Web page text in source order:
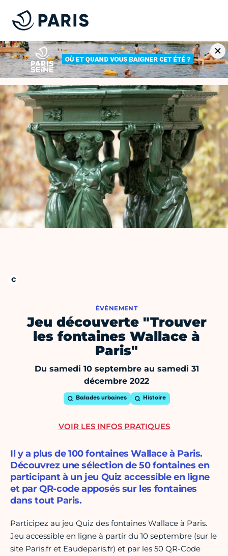
ÉVÈNEMENT
Jeu découverte "Trouver
les fontaines Wallace à
Paris"
Du samedi 10 septembre au samedi 31
décembre 2022
Balades urbaines Histoire
Il y a plus de 100 fontaines Wallace à Paris.
Découvrez une sélection de 50 fontaines en
participant à un jeu Quiz accessible en ligne
et par QR-code apposés sur les fontaines
dans tout Paris.
Participez au jeu Quiz des fontaines Wallace à Paris.
Jeu accessible en ligne à partir du 10 septembre (sur le
site Paris.fr et Eaudeparis.fr) et par les 50 QR-Code
VOIR LES INFOS PRATIQUES